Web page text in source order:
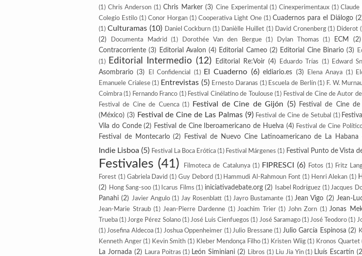
(1) Chris Anderson (1) Chris Marker (3) Cine Experimental (1) Cinexperimentaux (1) Claude
Colegio Estilo (1) Conor Horgan (1) Cooperativa Light One (1) Cuadernos para el Diálogo
(1) Culturamas (10) Daniel Cockburn (1) Danièlle Huillet (1) David Cronenberg (1) Diderot
(2)
Documenta Madrid (1) Dorothée Van den Bergue (1) Dylan Thomas (1) ECM (2)
Contracorriente (3) Editorial Avalon (4) Editorial Cameo (2) Editorial Cine Binario (3)
(1)
Editorial Intermedio (12) Editorial Re:Voir (4) Eduardo Trías (1) Edward
Asombrario (3) El Confidencial (1) El Cuaderno (6) eldiario.es (3) Elena Anaya (1)
Emanuele Crialese (1) Entrevistas (5) Ernesto Daranas (1) Escuela de Berlín (1) F. W.
Coimbra (1) Fernando Franco (1) Festival Cinélatino de Toulouse (1) Festival de Cine de Autor
Festival de Cine de Cuenca (1) Festival de Cine de Gijón (5)
Festival de Cine de
(México) (3) Festival de Cine de Las Palmas (9) Festival de Cine de Setubal (1)
Vila do Conde (2) Festival de Cine Iberoamericano de Huelva (4) Festival de Cine
Festival de Montecarlo (2) Festival de Nuevo Cine Latinoamericano de La Habana
Indie Lisboa (5) Festival La Boca Erótica (1) Festival Márgenes (1) Festival Punto de Vista
Festivales (41) Filmoteca de Catalunya (1) FIPRESCI (6) Fotos (1) Fritz
Forest (1) Gabriela David (1) Guy Debord (1) Hammudi Al-Rahmoun Font (1) Henri Alekan (1)
(2)
Hong Sang-soo (1) Icarus Films (1) iniciativadebate.org (2) Isabel Rodríguez (1) Jacques
Panahi (2) Javier Angulo (1) Jay Rosenblatt (1) Jayro Bustamante (1) Jean Vigo (2) Jean-
Jean-Marie Straub (1) Jean-Pierre Dardenne (1) Joachim Trier (1) John Zorn (1) Jonas
Trueba (1) Jorge Pérez Solano (1) José Luis Cienfuegos (1) José Saramago (1) José Teodoro (1)
(1) Josefina Aldecoa (1) Joshua Oppenheimer (1) Julio Bressane (1) Julio García Espinosa (2)
Kenneth Anger (1) Kevin Smith (1) Kleber Mendonça Filho (1) Kristen Wiig (1) Kronos Quartet
La Jornada (2) Laura Poitras (1) León Siminiani (2) Libros (1) Liu Jia Yin (1) Lluís Escartín